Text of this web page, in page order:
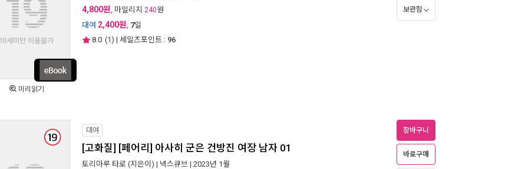
미리읽기
4,800원, 마일리지 240원
대여 2,400원, 7일
8.0 (1) | 세일즈포인트 : 96
보관함
대여
[고화질] [페어리] 아사히 군은 건방진 여장 남자 01
토리마루 타로 (지은이) | 넥스큐브 | 2023년 1월
장바구니
바로구매